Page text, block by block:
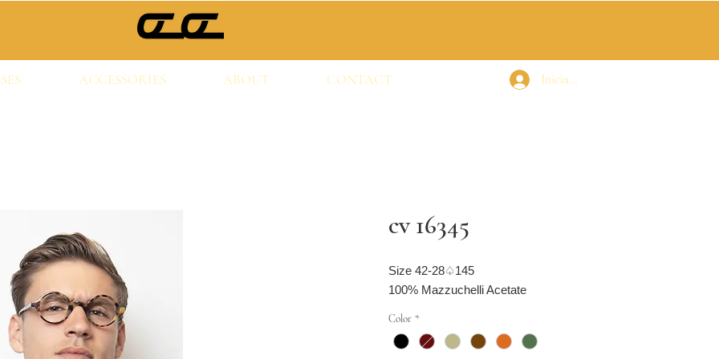
ACCESSORIES ABOUT CONTACT Iniciar sesión
cv 16345
Size 42-28♤145
100% Mazzuchelli Acetate
Color *